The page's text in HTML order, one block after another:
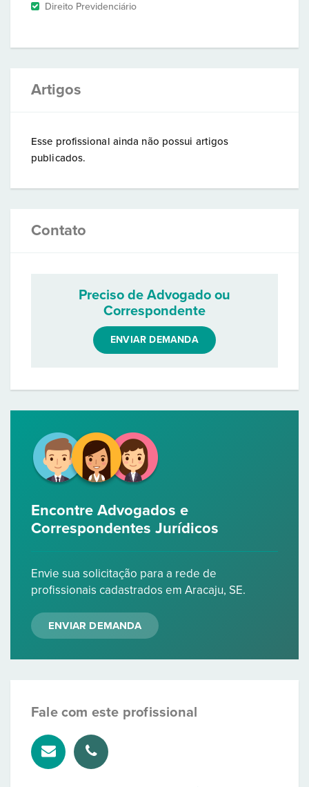
Direito Previdenciário
Artigos
Esse profissional ainda não possui artigos
publicados.
Contato
Preciso de Advogado ou
Correspondente
ENVIAR DEMANDA
Encontre Advogados e
Correspondentes Jurídicos
Envie sua solicitação para a rede de
profissionais cadastrados em Aracaju, SE.
ENVIAR DEMANDA
Fale com este profissional